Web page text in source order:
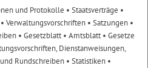
und Protokolle • Staatsverträge •
• Verwaltungsvorschriften • Satzungen •
• Gesetzblatt• Amtsblatt• Gesetze
Dienstanweisungen,
Rundschreiben • Statistiken •